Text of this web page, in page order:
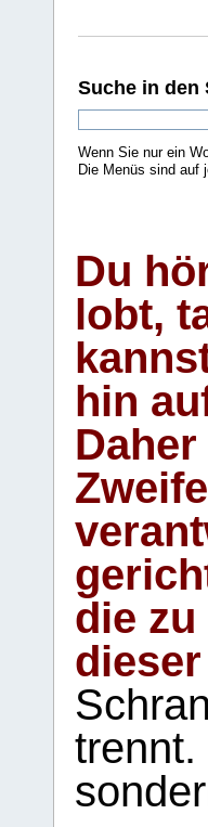
Suche in den
Wenn Sie nur ein
Die Menüs sind auf
Du
lobt,
hin
die